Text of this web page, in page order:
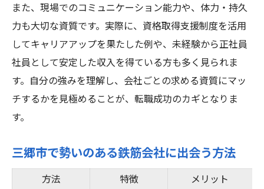
また、現場でのコミュニケーション能力や、体力・持久
力も大切な資質です。実際に、資格取得支援制度を活用
してキャリアアップを果たした例や、未経験から正社員
社員として安定した収入を得ている方も多く見られま
す。自分の強みを理解し、会社ごとの求める資質にマッ
チするかを見極めることが、転職成功のカギとなりま
す。
三郷市で勢いのある鉄筋会社に出会う方法
方法 特徴
メリット